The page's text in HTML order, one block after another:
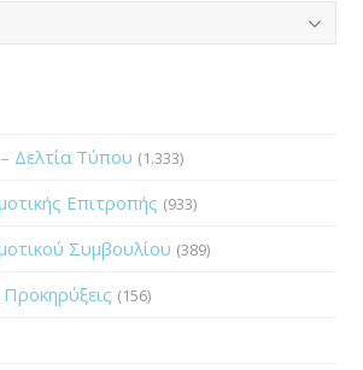
Δελτία Τύπου (1.333)
Επιτροπής (933)
Συμβουλίου (389)
(156)